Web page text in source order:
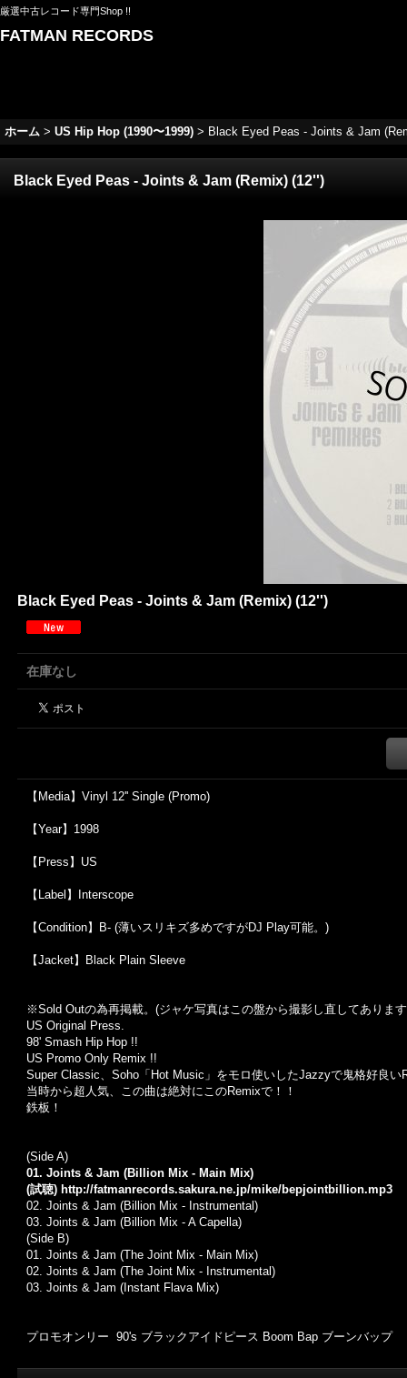
厳選中古レコード専門Shop !!
FATMAN RECORDS
ホーム > US Hip Hop (1990〜1999) > Black Eyed Peas - Joints & Jam
Black Eyed Peas - Joints & Jam (Remix) (12'')
Black Eyed Peas - Joints & Jam (Remix) (12'')
在庫なし
【Media】Vinyl 12'' Single (Promo)
【Year】1998
【Press】US
【Label】Interscope
【Condition】B- (薄いスリキズ多めですがDJ Play可能。)
【Jacket】Black Plain Sleeve
※Sold Outの為再掲載。 (ジャケ写真はこの盤から撮影し直してありま
US Original Press.
98' Smash Hip Hop !!
US Promo Only Remix !!
Super Classic、Soho「Hot Music」をモロ使いしたJazzyで鬼格好良い
当時から超人気、この曲は絶対にこのRemixで！！
鉄板！
(Side A)
01. Joints & Jam (Billion Mix - Main Mix)
(試聴) http://fatmanrecords.sakura.ne.jp/mike/bepjointbillion.mp3
02. Joints & Jam (Billion Mix - Instrumental)
03. Joints & Jam (Billion Mix - A Capella)
(Side B)
01. Joints & Jam (The Joint Mix - Main Mix)
02. Joints & Jam (The Joint Mix - Instrumental)
03. Joints & Jam (Instant Flava Mix)
プロモオンリー 90's ブラックアイドピース Boom Bap ブーンバップ